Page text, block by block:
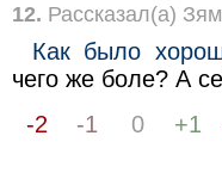
12. Рассказал(а)
Как было
чего же боле? А
-2
-1 0 +1